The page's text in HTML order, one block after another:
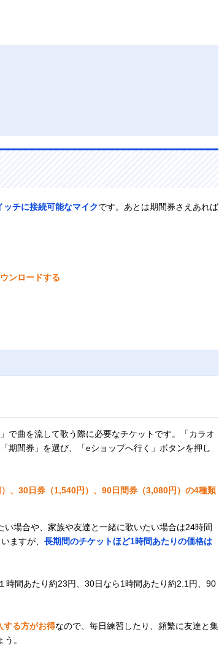
チに接続可能なマイクです。あとは期間券さえあれば
ンロードする
で曲を流して歌う際に必要なチケットです。「カラオ
期間券」を選び、「eショップへ行く」ボタンを押し
、30日券（1,540円）、90日間券（3,080円）の4種類
場合や、家族や友達と一緒に歌いたい場合は24時間
ますが、 長期間のチケットほど1時間あたりの価格は
間あたり約23円、30日なら1時間あたり約2.1円、90
する方がお得なので、毎日練習したり、頻繁に友達と集
。